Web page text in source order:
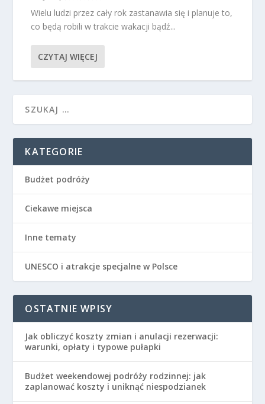
Wielu ludzi przez cały rok zastanawia się i planuje to,
co będą robili w trakcie wakacji bądź...
CZYTAJ WIĘCEJ
KATEGORIE
Budżet podróży
Ciekawe miejsca
Inne tematy
UNESCO i atrakcje specjalne w Polsce
OSTATNIE WPISY
Jak obliczyć koszty zmian i anulacji rezerwacji:
warunki, opłaty i typowe pułapki
Budżet weekendowej podróży rodzinnej: jak
zaplanować koszty i uniknąć niespodzianek